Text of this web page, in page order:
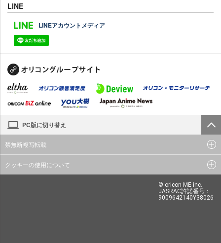
LINE
LINEアカウントメディア
PC版に切り替え
禁無断複写転載
クッキーの使用について
© oricon ME inc.
JASRAC許諾番号：
9009642140Y38026